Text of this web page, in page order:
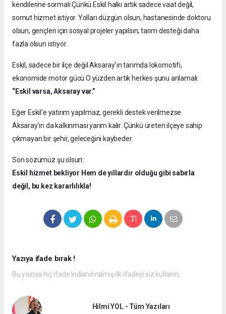
kendilerine sormalı Çünkü Eskil halkı artık sadece vaat değil,
somut hizmet istiyor. Yolları düzgün olsun, hastanesinde doktoru
olsun, gençleri için sosyal projeler yapılsın, tarım desteği daha
fazla olsun istiyor.
Eskil, sadece bir ilçe değil Aksaray’ın tarımda lokomotifi,
ekonomide motor gücü O yüzden artık herkes şunu anlamalı:
“Eskil varsa, Aksaray var.”
Eğer Eskil’e yatırım yapılmaz, gerekli destek verilmezse
Aksaray’ın da kalkınması yarım kalır. Çünkü üreten ilçeye sahip
çıkmayan bir şehir, geleceğini kaybeder.
Son sözümüz şu olsun:
Eskil hizmet bekliyor Hem de yıllardır olduğu gibi sabırla
değil, bu kez kararlılıkla!
Yazıya ifade bırak !
Bu yazıya hiç ifade kullanılmamış ilk ifadeyi siz kullanın.
Hilmi YOL - Tüm Yazıları